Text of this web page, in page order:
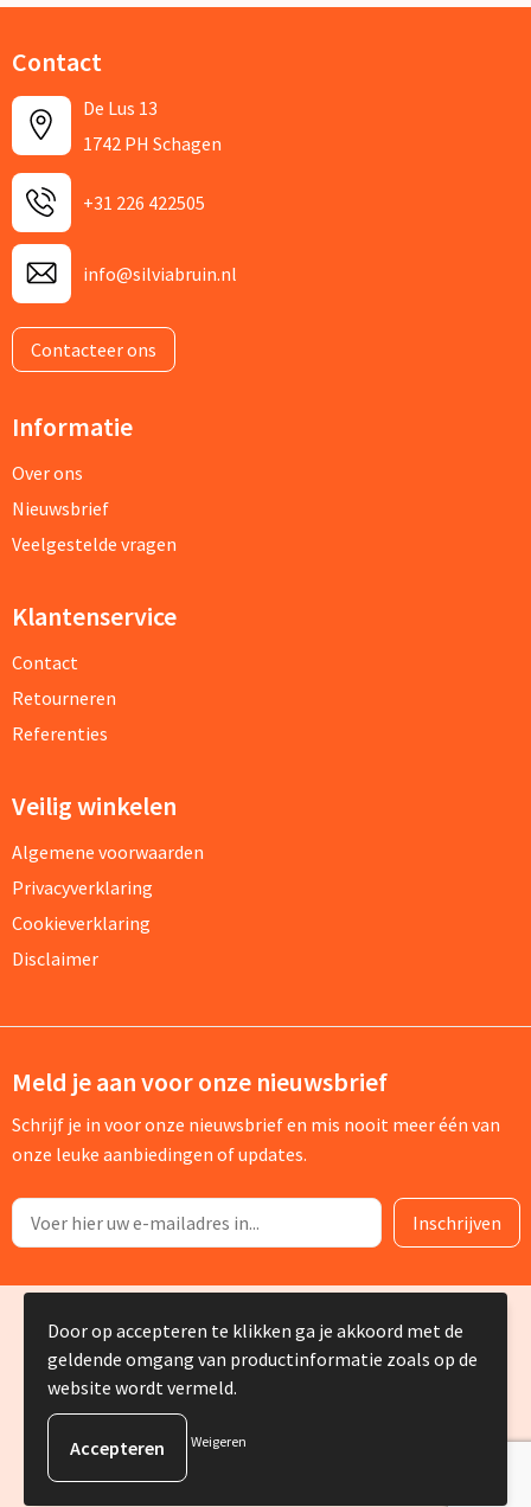
Contact
De Lus 13
1742 PH Schagen
+31 226 422505
info@silviabruin.nl
Contacteer ons
Informatie
Over ons
Nieuwsbrief
Veelgestelde vragen
Klantenservice
Contact
Retourneren
Referenties
Veilig winkelen
Algemene voorwaarden
Privacyverklaring
Cookieverklaring
Disclaimer
Meld je aan voor onze nieuwsbrief
Schrijf je in voor onze nieuwsbrief en mis nooit meer één van
onze leuke aanbiedingen of updates.
© Copyright Silvia Bruin reclame-advies 2025
Door op accepteren te klikken ga je akkoord met de
geldende omgang van productinformatie zoals op de
website wordt vermeld.
Weigeren